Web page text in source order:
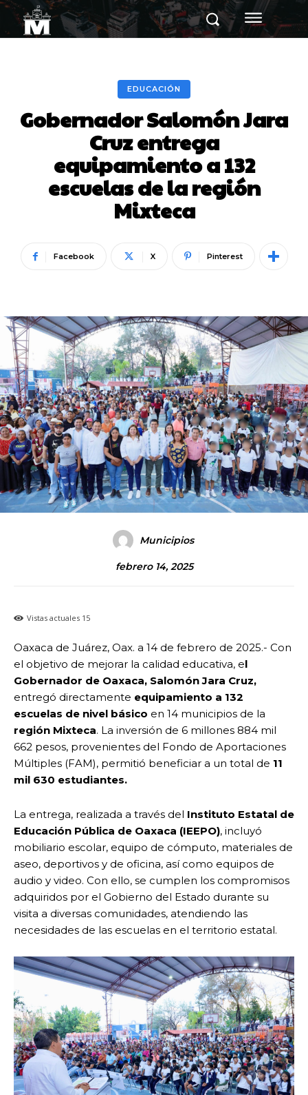
EDUCACIÓN
Gobernador Salomón Jara
Cruz entrega
equipamiento a 132
escuelas de la región
Mixteca
Facebook X Pinterest
Municipios
febrero 14, 2025
Vistas actuales 15
Oaxaca de Juárez, Oax. a 14 de febrero de 2025.- Con
el objetivo de mejorar la calidad educativa, el
Gobernador de Oaxaca, Salomón Jara Cruz,
entregó directamente equipamiento a 132
escuelas de nivel básico en 14 municipios de la
región Mixteca. La inversión de 6 millones 884 mil
662 pesos, provenientes del Fondo de Aportaciones
Múltiples (FAM), permitió beneficiar a un total de 11
mil 630 estudiantes.
La entrega, realizada a través del Instituto Estatal de
Educación Pública de Oaxaca (IEEPO), incluyó
mobiliario escolar, equipo de cómputo, materiales de
aseo, deportivos y de oficina, así como equipos de
audio y video. Con ello, se cumplen los compromisos
adquiridos por el Gobierno del Estado durante su
visita a diversas comunidades, atendiendo las
necesidades de las escuelas en el territorio estatal.